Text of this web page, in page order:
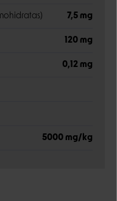
7,5 mg
120 mg
0,12 mg
5000 mg/kg